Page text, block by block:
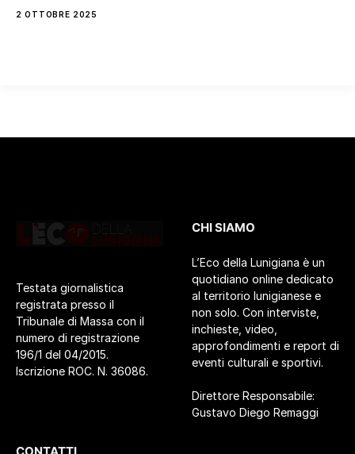
2 OTTOBRE 2025
Testata giornalistica
registrata presso il
Tribunale di Massa con il
numero di registrazione
196/1 del 04/2015.
Iscrizione ROC. N. 36086.
CHI SIAMO
L’Eco della Lunigiana è un
quotidiano online dedicato
al territorio lunigianese e
non solo. Con interviste,
inchieste, video,
approfondimenti e report di
eventi culturali e sportivi.
Direttore Responsabile:
Gustavo Diego Remaggi
CONTATTI